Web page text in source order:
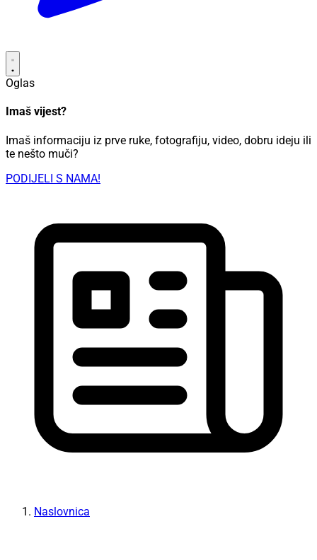
Oglas
Imaš vijest?
Imaš informaciju iz prve ruke, fotografiju, video, dobru ideju ili
te nešto muči?
PODIJELI S NAMA!
Naslovnica